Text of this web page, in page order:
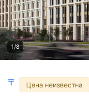
1/8
Цена неизвестна